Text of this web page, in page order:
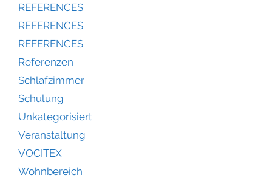
REFERENCES
REFERENCES
REFERENCES
Referenzen
Schlafzimmer
Schulung
Unkategorisiert
Veranstaltung
VOCITEX
Wohnbereich